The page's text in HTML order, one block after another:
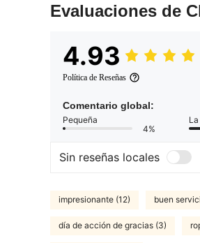
Evaluaciones de
4.93
Política de Reseñas
Comentario global:
Pequeña
4%
Sin reseñas locales
impresionante (12) buen
día de acción de gracias (3)